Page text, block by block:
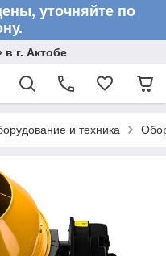
уточняйте по
г. Актобе
и техника